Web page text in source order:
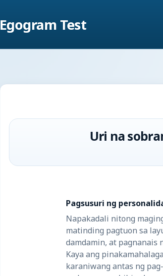
Egogram Test
Uri na
Pagsusuri ng
Napakadali nitong
matinding pagtuon sa
damdamin, at pagnanais
Kaya ang
karaniwang antas ng